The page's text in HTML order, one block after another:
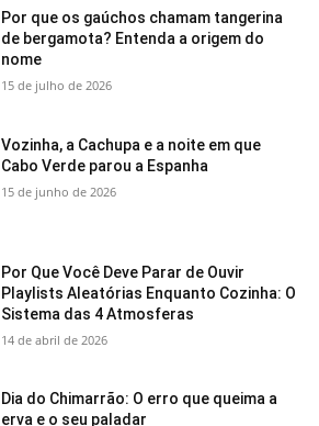
Por que os gaúchos chamam tangerina
de bergamota? Entenda a origem do
nome
15 de julho de 2026
Vozinha, a Cachupa e a noite em que
Cabo Verde parou a Espanha
15 de junho de 2026
Por Que Você Deve Parar de Ouvir
Playlists Aleatórias Enquanto Cozinha: O
Sistema das 4 Atmosferas
14 de abril de 2026
Dia do Chimarrão: O erro que queima a
erva e o seu paladar